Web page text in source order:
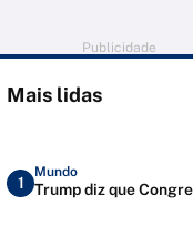
Publicidade
Mais lidas
1
Mundo
Trump diz que